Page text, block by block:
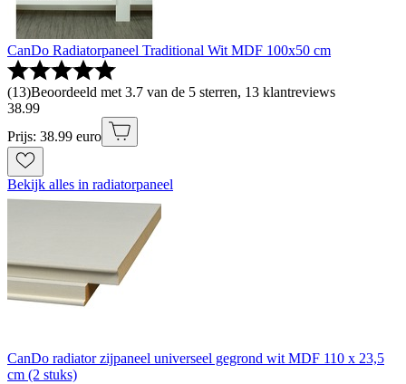
CanDo Radiatorpaneel Traditional Wit MDF 100x50 cm
(13)Beoordeeld met 3.7 van de 5 sterren, 13 klantreviews
38.99
Prijs: 38.99 euro
Bekijk alles in radiatorpaneel
CanDo radiator zijpaneel universeel gegrond wit MDF 110 x 23,5
cm (2 stuks)